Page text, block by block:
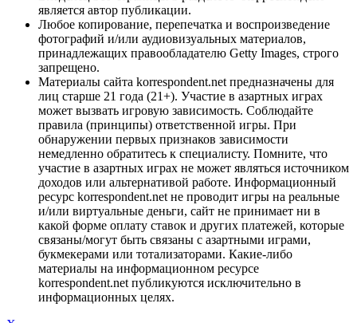
является автор публикации.
Любое копирование, перепечатка и воспроизведение
фотографий и/или аудиовизуальных материалов,
принадлежащих правообладателю Getty Images, строго
запрещено.
Материалы сайта korrespondent.net предназначены для
лиц старше 21 года (21+). Участие в азартных играх
может вызвать игровую зависимость. Соблюдайте
правила (принципы) ответственной игры. При
обнаружении первых признаков зависимости
немедленно обратитесь к специалисту. Помните, что
участие в азартных играх не может являться источником
доходов или альтернативой работе. Информационный
ресурс korrespondent.net не проводит игры на реальные
и/или виртуальные деньги, сайт не принимает ни в
какой форме оплату ставок и других платежей, которые
связаны/могут быть связаны с азартными играми,
букмекерами или тотализаторами. Какие-либо
материалы на информационном ресурсе
korrespondent.net публикуются исключительно в
информационных целях.